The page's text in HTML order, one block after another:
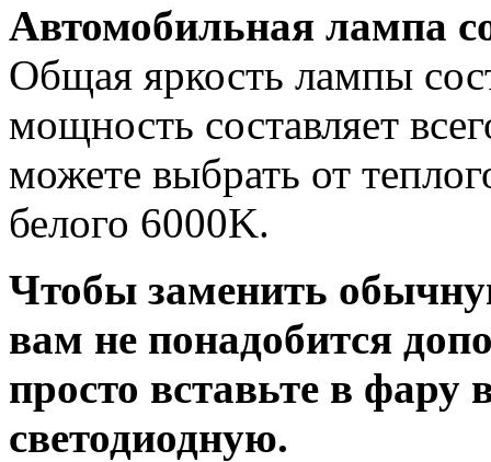
Автомобильная лампа
Общая яркость лампы
мощность составляет
можете выбрать от
белого 6000K.
Чтобы заменить
вам не понадобится
просто вставьте в
светодиодную.